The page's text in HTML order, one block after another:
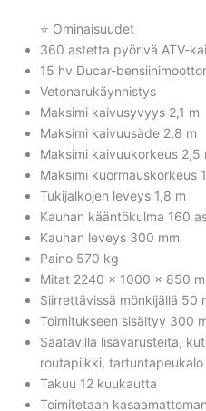
⭐ Ominaisuudet
360 astetta pyörivä ATV-
15 hv Ducar-
Vetonarukäynnistys
Maksimi kaivusyvyys 2,1 m
Maksimi kaivuusäde 2,8 m
Maksimi kaivuukorkeus 2,5
Maksimi kuormauskorkeus
Tukijalkojen leveys 1,8 m
Kauhan kääntökulma 160
Kauhan leveys 300 mm
Paino 570 kg
Mitat 2240 x 1000 x 850
Siirrettävissä mönkijällä 50
Toimitukseen sisältyy 300
Saatavilla lisävarusteita,
routapiikki,
Takuu 12 kuukautta
Toimitetaan